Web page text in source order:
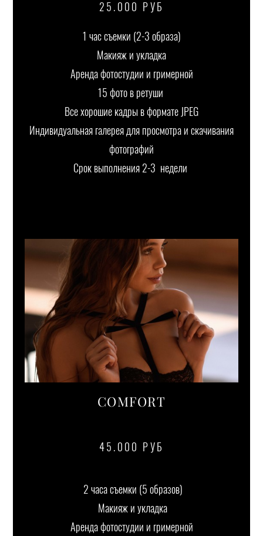
25.000 РУБ
1 час съемки (2-3 образа)
Макияж и укладка
Аренда фотостудии и гримерной
15 фото в ретуши
Все хорошие кадры в формате JPEG
Индивидуальная галерея для просмотра и скачивания
фотографий
Срок выполнения 2-3 недели
COMFORT
45.000 РУБ
2 часа съемки (5 образов)
Макияж и укладка
Аренда фотостудии и гримерной